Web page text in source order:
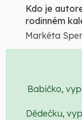
Kdo je
rodinném
Markéta
Babičko,
Dědečku,